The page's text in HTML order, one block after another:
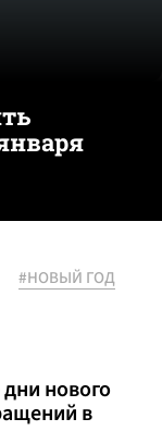
#НОВЫЙ ГОД
нового
в